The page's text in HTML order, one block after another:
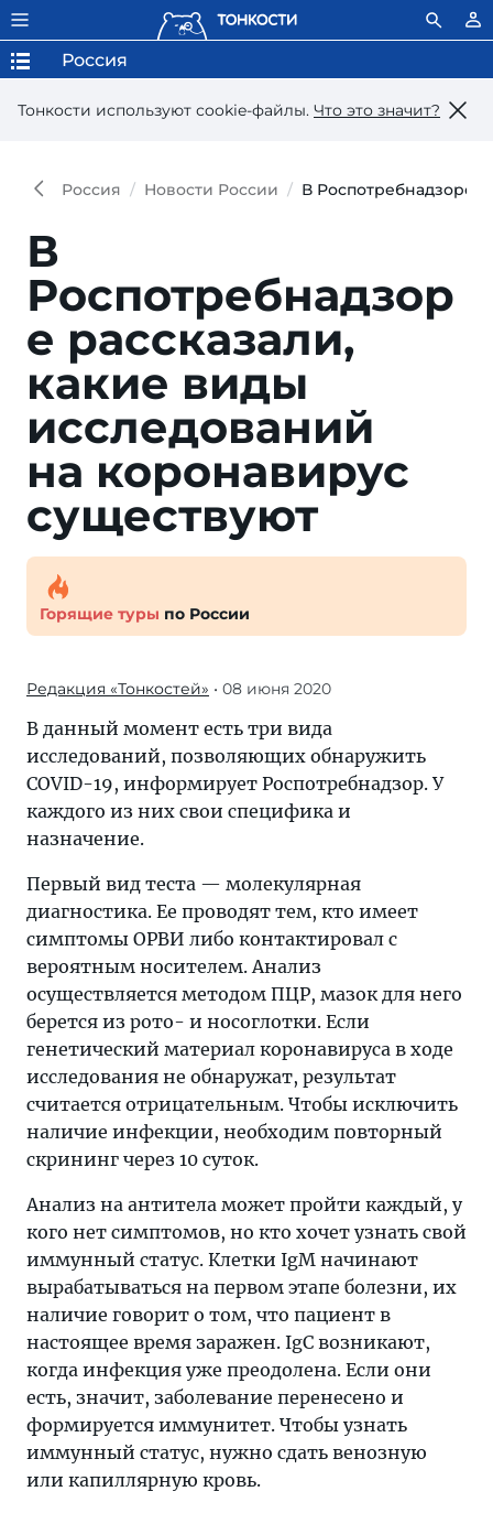
Тонкости используют сookie-файлы. Что это значит?
Россия
Россия Новости России В Роспотребнадзоре
В
Роспотребнадзор
е рассказали,
какие виды
исследований
на коронавирус
существуют
Горящие туры по России
Редакция «Тонкостей» • 08 июня 2020
В данный момент есть три вида
исследований, позволяющих обнаружить
COVID-19, информирует Роспотребнадзор. У
каждого из них свои специфика и
назначение.
Первый вид теста — молекулярная
диагностика. Ее проводят тем, кто имеет
симптомы ОРВИ либо контактировал с
вероятным носителем. Анализ
осуществляется методом ПЦР, мазок для него
берется из рото- и носоглотки. Если
генетический материал коронавируса в ходе
исследования не обнаружат, результат
считается отрицательным. Чтобы исключить
наличие инфекции, необходим повторный
скрининг через 10 суток.
Анализ на антитела может пройти каждый, у
кого нет симптомов, но кто хочет узнать свой
иммунный статус. Клетки IgM начинают
вырабатываться на первом этапе болезни, их
наличие говорит о том, что пациент в
настоящее время заражен. IgC возникают,
когда инфекция уже преодолена. Если они
есть, значит, заболевание перенесено и
формируется иммунитет. Чтобы узнать
иммунный статус, нужно сдать венозную
или капиллярную кровь.